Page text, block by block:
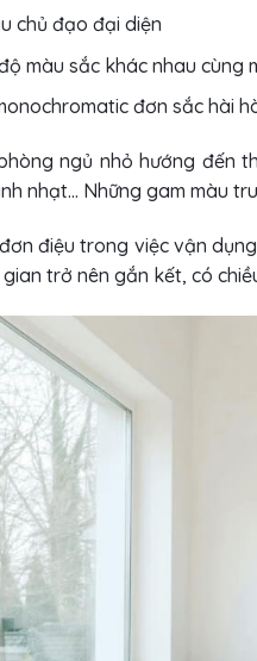
chủ đạo đại diện
màu sắc khác nhau cùng
đơn sắc hài
ngủ nhỏ hướng đến
nhạt… Những gam màu
điệu trong việc vận
trở nên gắn kết, có